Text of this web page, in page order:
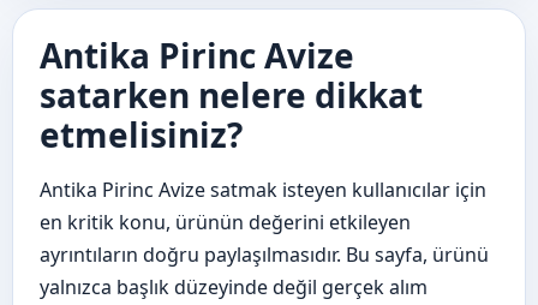
Antika Pirinc Avize
satarken nelere dikkat
etmelisiniz?
Antika Pirinc Avize satmak isteyen kullanıcılar için
en kritik konu, ürünün değerini etkileyen
ayrıntıların doğru paylaşılmasıdır. Bu sayfa, ürünü
yalnızca başlık düzeyinde değil gerçek alım